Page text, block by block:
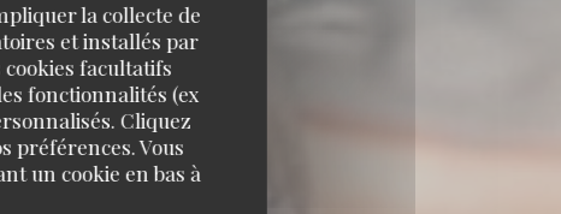
la collecte de
et installés par
facultatifs
fonctionnalités (ex
Cliquez
préférences. Vous
un cookie en bas à